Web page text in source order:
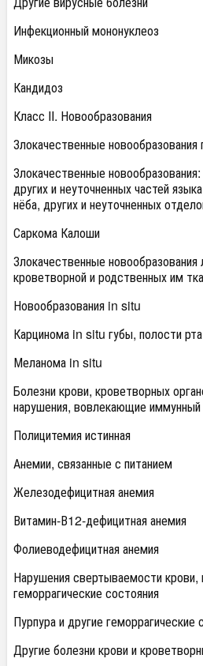
Инфекционный мононуклеоз
Микозы
Кандидоз
Класс II. Новообразования
Злокачественные
Злокачественные
других и неуточненных частей
нёба, других и неуточненных
Саркома Калоши
Злокачественные
кроветворной и родственных им
Новообразования in situ
Карцинома in situ губы, полости
Меланома in situ
Болезни крови, кроветворных
нарушения, вовлекающие
Полицитемия истинная
Анемии, связанные с питанием
Железодефицитная анемия
Витамин-В12-дефицитная анемия
Фолиеводефицитная анемия
Нарушения свертываемости крови,
геморрагические состояния
Пурпура и другие геморрагические
Другие болезни крови и